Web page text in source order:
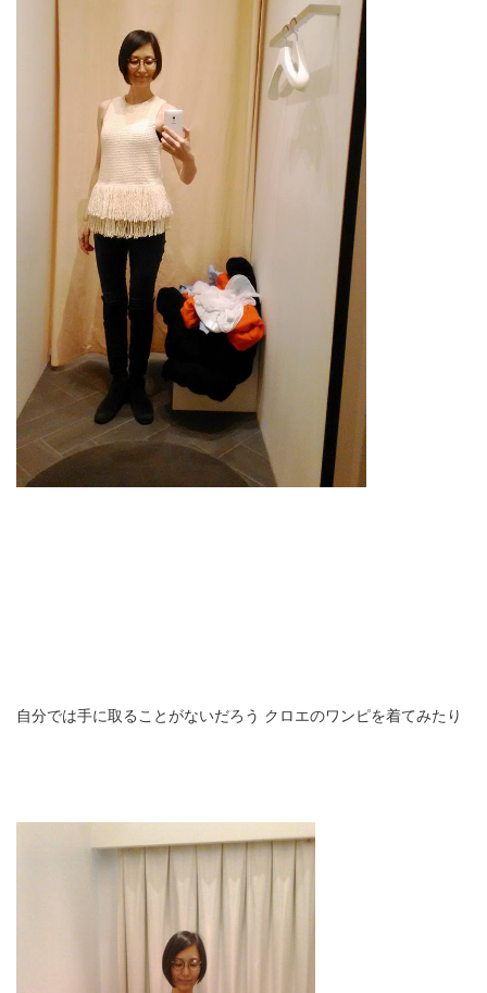
自分では手に取ることがないだろう クロエのワンピを着てみたり